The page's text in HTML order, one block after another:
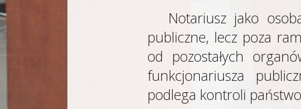
Notariusz jako
publiczne, lecz poza
od pozostałych
funkcjonariusza
podlega kontroli